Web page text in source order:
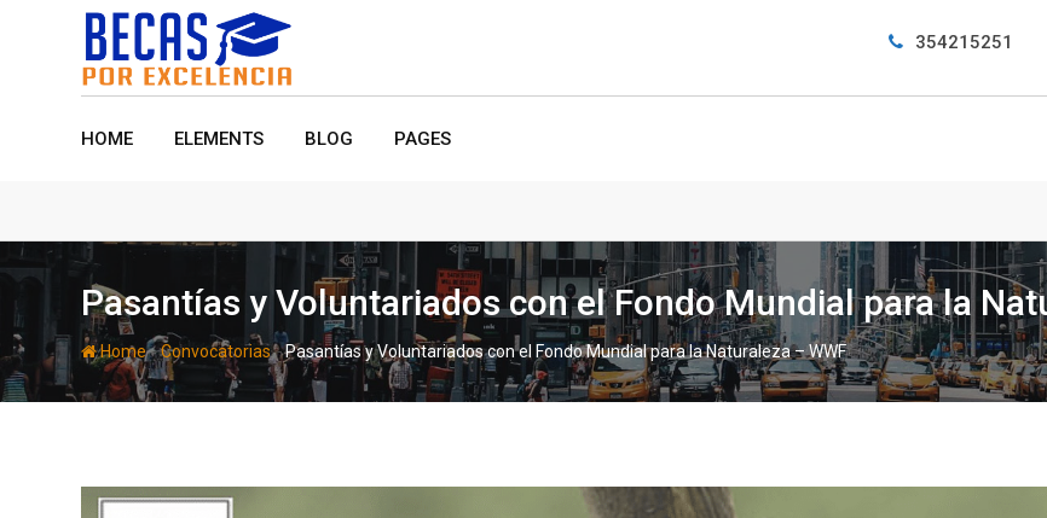
354215251
HOME ELEMENTS BLOG PAGES
Pasantías y Voluntariados con el Fondo Mundial para la
Home-Convocatorias-Pasantías y Voluntariados con el Fondo Mundial para la Naturaleza – WWF